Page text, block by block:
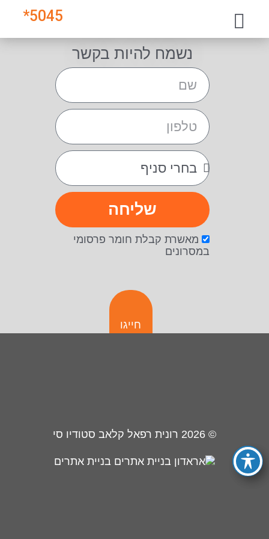
5045
*
נשמח להיות בקשר
מאשרת קבלת חומר פרסומי
במסרונים
שליחה
חייגו
© 2026 רונית רפאל קלאב סטודיו סי
בניית אתרים